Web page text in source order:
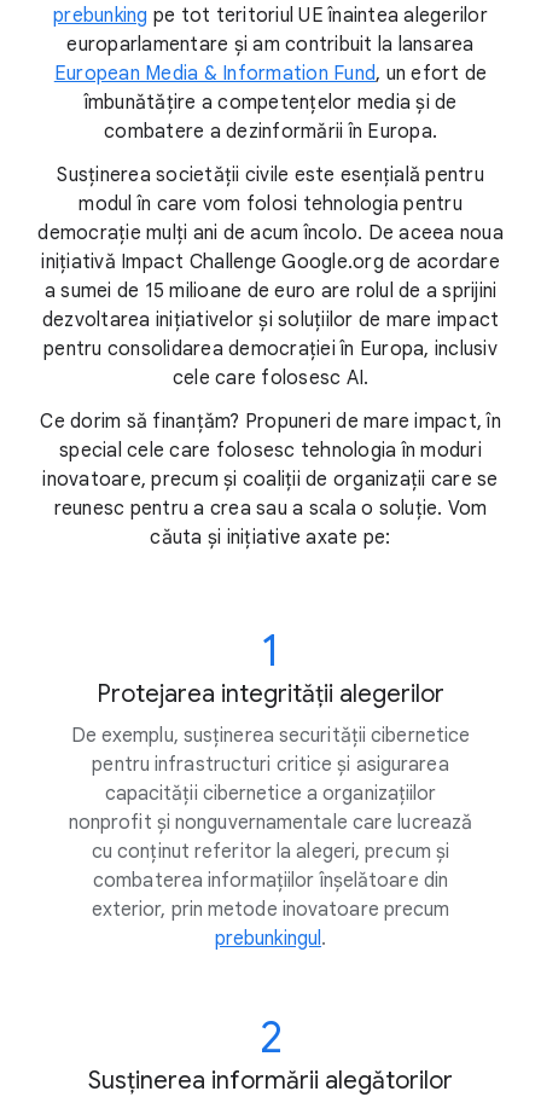
prebunking pe tot teritoriul UE înaintea alegerilor
europarlamentare și am contribuit la lansarea
European Media & Information Fund, un efort de
îmbunătățire a competențelor media și de
combatere a dezinformării în Europa.
Susținerea societății civile este esențială pentru
modul în care vom folosi tehnologia pentru
democrație mulți ani de acum încolo. De aceea noua
inițiativă Impact Challenge Google.org de acordare
a sumei de 15 milioane de euro are rolul de a sprijini
dezvoltarea inițiativelor și soluțiilor de mare impact
pentru consolidarea democrației în Europa, inclusiv
cele care folosesc AI.
Ce dorim să finanțăm? Propuneri de mare impact, în
special cele care folosesc tehnologia în moduri
inovatoare, precum și coaliții de organizații care se
reunesc pentru a crea sau a scala o soluție. Vom
căuta și inițiative axate pe:
1
Protejarea integrității alegerilor
De exemplu, susținerea securității cibernetice
pentru infrastructuri critice și asigurarea
capacității cibernetice a organizațiilor
nonprofit și nonguvernamentale care lucrează
cu conținut referitor la alegeri, precum și
combaterea informațiilor înșelătoare din
exterior, prin metode inovatoare precum
prebunkingul .
2
Susținerea informării alegătorilor